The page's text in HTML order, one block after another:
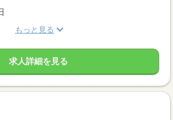
もっと見る
求人詳細を見る